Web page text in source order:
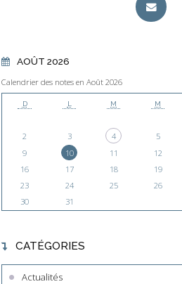
AOÛT 2026
Calendrier des notes en Août 2026
D L M M
2
3 4 5
9
10 11 12
16
17 18 19
23
24 25 26
30
31
CATÉGORIES
Actualités